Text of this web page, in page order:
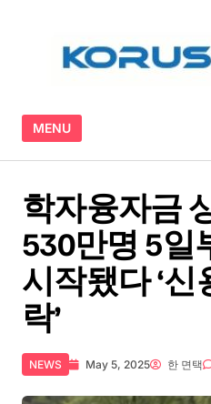
MENU
학자융자금
530만명 5일
시작됐다 ‘
락’
NEWS May 5, 2025 한 면택